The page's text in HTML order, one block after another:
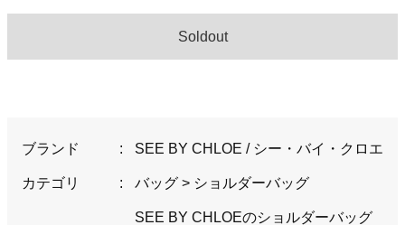
Soldout
ブランド : SEE BY CHLOE / シー・バイ・クロエ
カテゴリ : バッグ> ショルダーバッグ
SEE BY CHLOEのショルダーバッグ